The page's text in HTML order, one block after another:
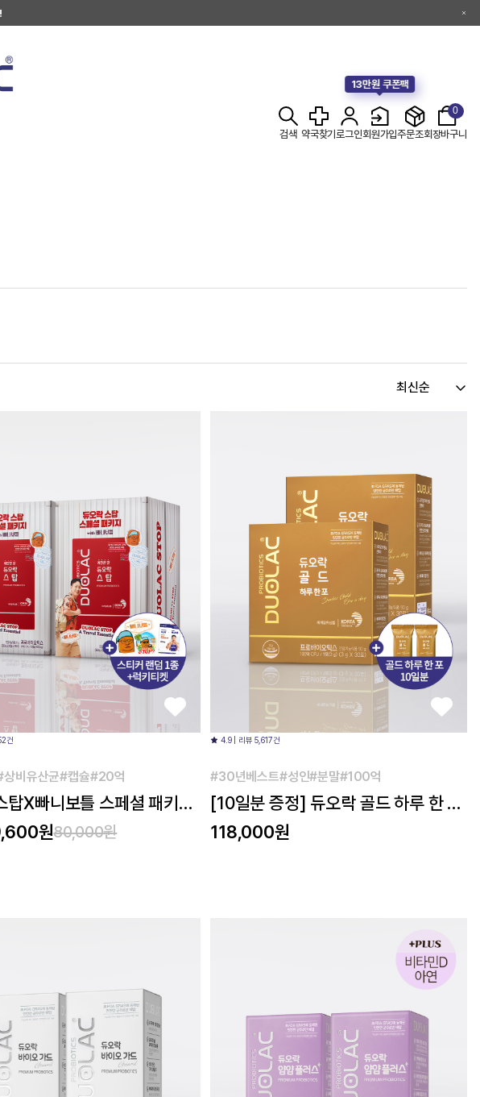
검색 약국찾기로그인
13만원 쿠폰팩
회원가입주문조회
0
장바구니
건
상비유산균#캡슐#20억
탑X빠니보틀 스페셜 패키지
분)원80,000원
4.9 | 리뷰 5,617건
#30년베스트#성인#분말#100억
[10일분 증정] 듀오락 골드 하루 한 포
(30일분) 2개
118,000원